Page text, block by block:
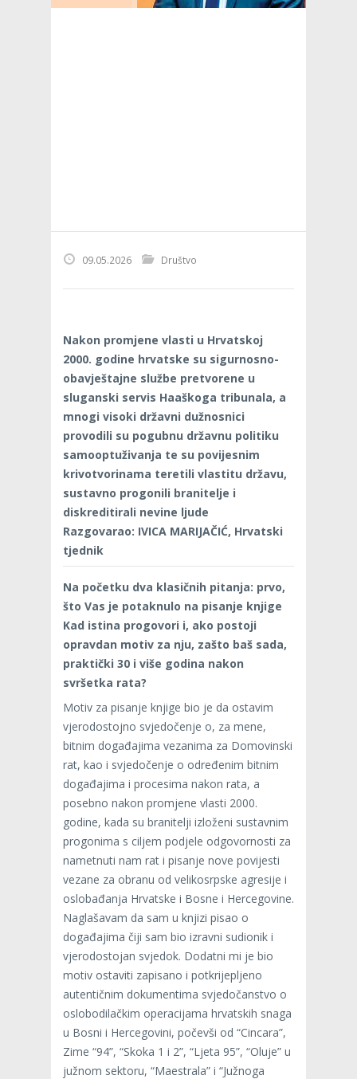
09.05.2026 Društvo
Nakon promjene vlasti u Hrvatskoj
2000. godine hrvatske su sigurnosno-
obavještajne službe pretvorene u
sluganski servis Haaškoga tribunala, a
mnogi visoki državni dužnosnici
provodili su pogubnu državnu politiku
samooptuživanja te su povijesnim
krivotvorinama teretili vlastitu državu,
sustavno progonili branitelje i
diskreditirali nevine ljude
Razgovarao: IVICA MARIJAČIĆ, Hrvatski
tjednik
Na početku dva klasičnih pitanja: prvo,
što Vas je potaknulo na pisanje knjige
Kad istina progovori i, ako postoji
opravdan motiv za nju, zašto baš sada,
praktički 30 i više godina nakon
svršetka rata?
Motiv za pisanje knjige bio je da ostavim
vjerodostojno svjedočenje o, za mene,
bitnim događajima vezanima za Domovinski
rat, kao i svjedočenje o određenim bitnim
događajima i procesima nakon rata, a
posebno nakon promjene vlasti 2000.
godine, kada su branitelji izloženi sustavnim
progonima s ciljem podjele odgovornosti za
nametnuti nam rat i pisanje nove povijesti
vezane za obranu od velikosrpske agresije i
oslobađanja Hrvatske i Bosne i Hercegovine.
Naglašavam da sam u knjizi pisao o
događajima čiji sam bio izravni sudionik i
vjerodostojan svjedok. Dodatni mi je bio
motiv ostaviti zapisano i potkrijepljeno
autentičnim dokumentima svjedočanstvo o
oslobodilačkim operacijama hrvatskih snaga
u Bosni i Hercegovini, počevši od “Cincara”,
Zime “94”, “Skoka 1 i 2”, “Ljeta 95”, “Oluje” u
južnom sektoru, “Maestrala” i “Južnoga